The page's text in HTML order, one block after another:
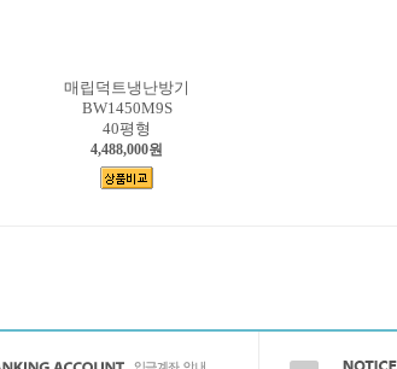
매립덕트냉난방기
BW1450M9S
40평형
4,488,000원